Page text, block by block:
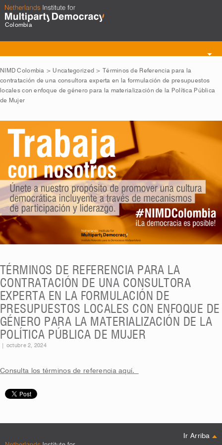
Colombia
Toggle
navigation
NIMD Colombia > Uncategorized >
Términos de Referencia para la
contratación de una consultora experta en la formulación de presupuestos
locales con enfoque de género para la materialización de la Política Pública
de Mujer
TÉRMINOS DE REFERENCIA PARA LA
CONTRATACIÓN DE UNA CONSULTORA
EXPERTA EN LA FORMULACIÓN DE
PRESUPUESTOS LOCALES CON ENFOQUE DE
GÉNERO PARA LA MATERIALIZACIÓN DE LA
POLÍTICA PÚBLICA DE MUJER
octubre 2, 2024
Consulta los términos de referencia aquí.
Ir Arriba